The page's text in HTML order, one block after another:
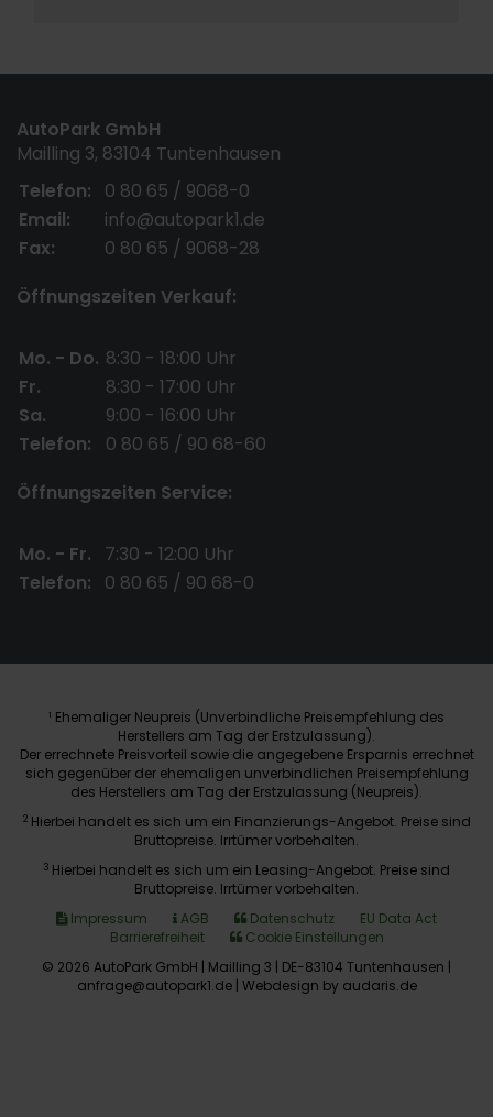
AutoPark GmbH
Mailling 3, 83104 Tuntenhausen
Telefon:
0 80 65 / 9068-0
Email:
info@autopark1.de
Fax:
0 80 65 / 9068-28
Öffnungszeiten Verkauf:
Mo. - Do. 8:30 - 18:00 Uhr
Fr.
8:30 - 17:00 Uhr
Sa.
9:00 - 16:00 Uhr
Telefon:
0 80 65 / 90 68-60
Öffnungszeiten Service:
Mo. - Fr.
7:30 - 12:00 Uhr
Telefon:
0 80 65 / 90 68-0
1 Ehemaliger Neupreis (Unverbindliche Preisempfehlung des
Herstellers am Tag der Erstzulassung).
Der errechnete Preisvorteil sowie die angegebene Ersparnis errechnet
sich gegenüber der ehemaligen unverbindlichen Preisempfehlung
des Herstellers am Tag der Erstzulassung (Neupreis).
2 Hierbei handelt es sich um ein Finanzierungs-Angebot. Preise sind
Bruttopreise. Irrtümer vorbehalten.
3 Hierbei handelt es sich um ein Leasing-Angebot. Preise sind
Bruttopreise. Irrtümer vorbehalten.
Impressum
AGB Datenschutz
EU Data Act
Barrierefreiheit
Cookie Einstellungen
© 2026 AutoPark GmbH | Mailling 3 | DE-83104 Tuntenhausen |
anfrage@autopark1.de | Webdesign by audaris.de